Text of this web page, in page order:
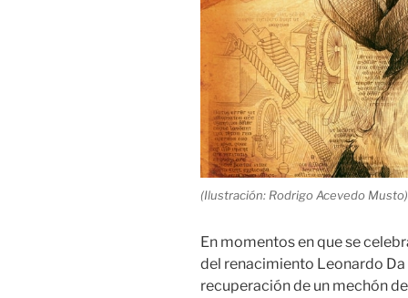
(Ilustración: Rodrigo Acevedo
En momentos en que se
del renacimiento Leonardo Da
recuperación de un mechón